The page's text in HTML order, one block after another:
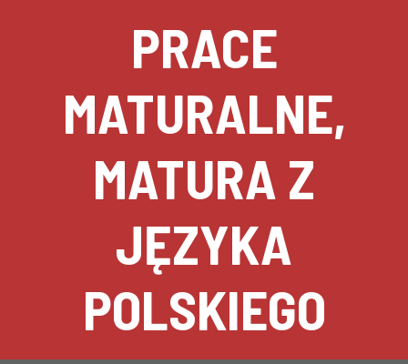
PRACE
MATURALNE,
MATURA Z
JĘZYKA
POLSKIEGO